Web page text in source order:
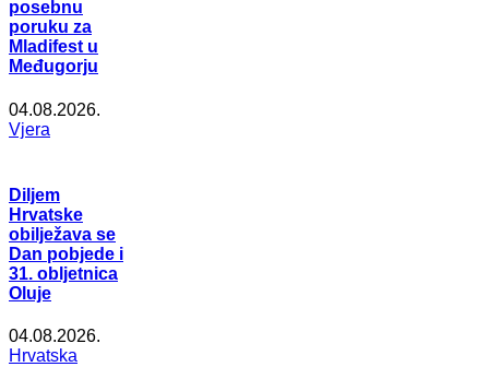
posebnu
poruku za
Mladifest u
Međugorju
04.08.2026.
Vjera
Diljem
Hrvatske
obilježava se
Dan pobjede i
31. obljetnica
Oluje
04.08.2026.
Hrvatska